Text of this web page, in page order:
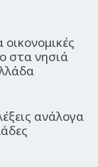
στα νησιά
ανάλογα